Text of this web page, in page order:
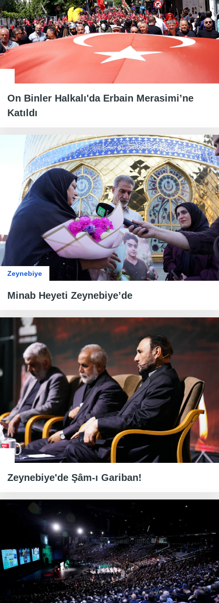
On Binler Halkalı'da Erbain Merasimi’ne
Katıldı
Zeynebiye
Minab Heyeti Zeynebiye’de
Zeynebiye'de Şâm-ı Gariban!